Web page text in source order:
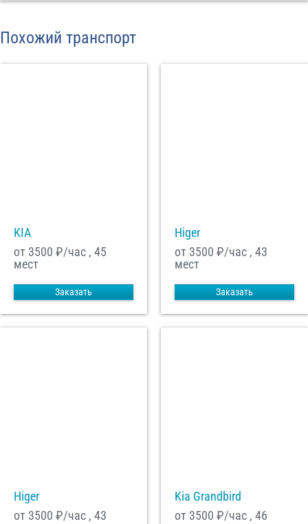
Похожий транспорт
KIA
от 3500 ₽/час , 45
мест
Заказать
Higer
от 3500 ₽/час , 43
мест
Заказать
Higer
от 3500 ₽/час , 43
Kia Grandbird
от 3500 ₽/час , 46